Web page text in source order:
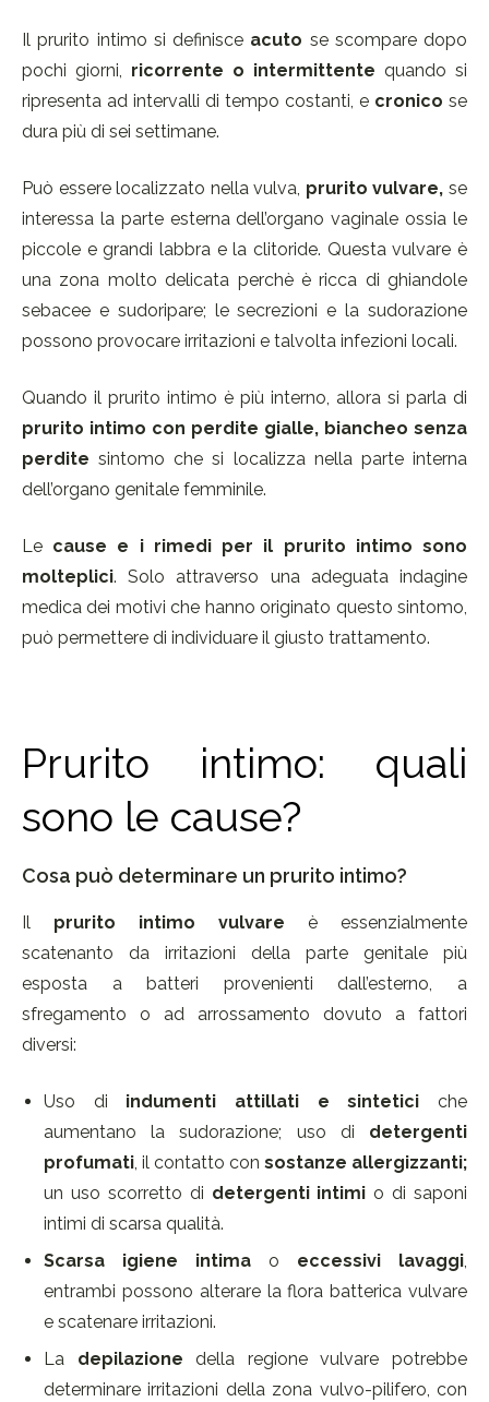
Il prurito intimo si definisce acuto se scompare dopo
pochi giorni, ricorrente o intermittente quando si
ripresenta ad intervalli di tempo costanti, e cronico se
dura più di sei settimane.
Può essere localizzato nella vulva, prurito vulvare, se
interessa la parte esterna dell’organo vaginale ossia le
piccole e grandi labbra e la clitoride. Questa vulvare è
una zona molto delicata perchè è ricca di ghiandole
sebacee e sudoripare; le secrezioni e la sudorazione
possono provocare irritazioni e talvolta infezioni locali.
Quando il prurito intimo è più interno, allora si parla di
prurito intimo con perdite gialle, biancheo senza
perdite sintomo che si localizza nella parte interna
dell’organo genitale femminile.
Le cause e i rimedi per il prurito intimo sono
molteplici. Solo attraverso una adeguata indagine
medica dei motivi che hanno originato questo sintomo,
può permettere di individuare il giusto trattamento.
Prurito intimo: quali
sono le cause?
Cosa può determinare un prurito intimo?
Il prurito intimo vulvare è essenzialmente
scatenanto da irritazioni della parte genitale più
esposta a batteri provenienti dall’esterno, a
sfregamento o ad arrossamento dovuto a fattori
diversi:
Uso di indumenti attillati e sintetici che
aumentano la sudorazione; uso di detergenti
profumati, il contatto con sostanze allergizzanti;
un uso scorretto di detergenti intimi o di saponi
intimi di scarsa qualità.
Scarsa igiene intima o eccessivi lavaggi,
entrambi possono alterare la flora batterica vulvare
e scatenare irritazioni.
La depilazione della regione vulvare potrebbe
determinare irritazioni della zona vulvo-pilifero, con